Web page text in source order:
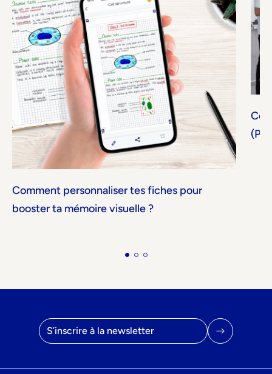
Comment personnaliser tes fiches pour
booster ta mémoire visuelle ?
Adresse email